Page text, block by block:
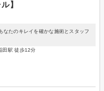
】
なたのキレイを確かな施術とスタッフ
田駅 徒歩12分